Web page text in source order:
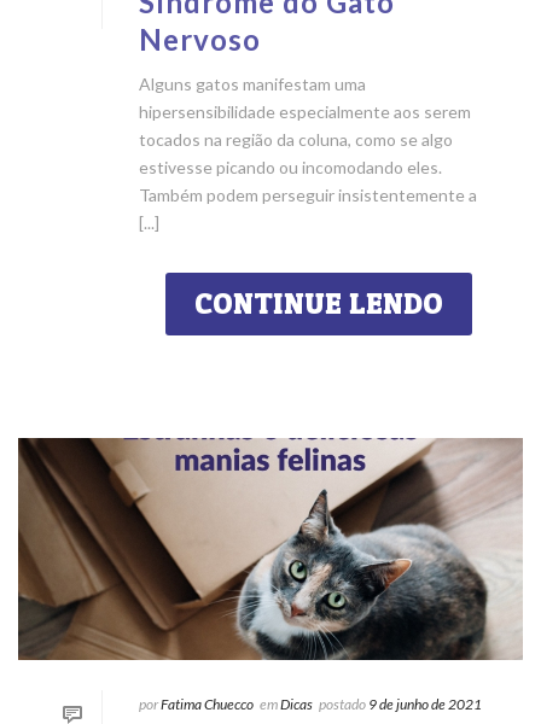
Nervoso
Alguns gatos manifestam uma
hipersensibilidade especialmente aos serem
tocados na região da coluna, como se algo
estivesse picando ou incomodando eles.
Também podem perseguir insistentemente a
[...]
CONTINUE LENDO
porFatima Chuecco emDicas postado 9 de junho de 2021